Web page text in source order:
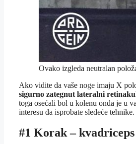
Ovako izgleda neutralan
Ako vidite da vaše noge imaju X
sigurno zategnut lateralni
toga osećali bol u kolenu onda je u
interesu da isprobate sledeće tehnike.
#1 Korak – kvadriceps